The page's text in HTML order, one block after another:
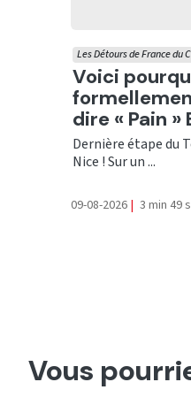
Ecouter
Voici
dire « Pain
Les Détours de France du
Dernière étape du
Nice ! Sur un ...
09-08-2026 | 3 min 49
Vous